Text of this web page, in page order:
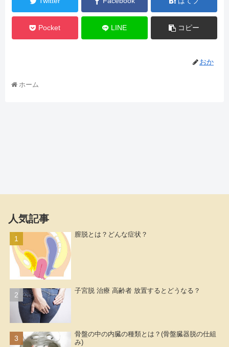
Pocket LINE コピー
おか
ホーム
人気記事
膣脱とは？どんな症状？
子宮脱 治療 高齢者 放置するとどうなる？
骨盤の中の内臓の種類とは？(骨盤臓器脱の仕組
み)